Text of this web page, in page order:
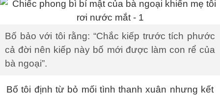
Bố bảo với tôi rằng: “Chắc kiếp trước tích phước
cả đời nên kiếp này bố mới được làm con rể của
bà ngoại”.
Bố tôi định từ bỏ mối tình thanh xuân nhưng kết